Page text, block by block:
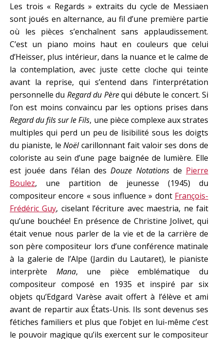
Les trois « Regards » extraits du cycle de Messiaen
sont joués en alternance, au fil d’une première partie
où les pièces s’enchaînent sans applaudissement.
C’est un piano moins haut en couleurs que celui
d’Heisser, plus intérieur, dans la nuance et le calme de
la contemplation, avec juste cette cloche qui teinte
avant la reprise, qui s’entend dans l’interprétation
personnelle du Regard du Pèrequi débute le concert. Si
l’on est moins convaincu par les options prises dans
Regard du fils sur le Fils, une pièce complexe aux strates
multiples qui perd un peu de lisibilité sous les doigts
du pianiste, leNoëlcarillonnant fait valoir ses dons de
coloriste au sein d’une page baignée de lumière. Elle
est jouée dans l’élan desDouze Notationsde Pierre
Boulez, une partition de jeunesse (1945) du
compositeur encore « sous influence » dont François-
Frédéric Guy, ciselant l’écriture avec maestria, ne fait
qu’une bouchée! En présence de Christine Jolivet, qui
était venue nous parler de la vie et de la carrière de
son père compositeur lors d’une conférence matinale
à la galerie de l’Alpe (Jardin du Lautaret), le pianiste
interprète Mana, une pièce emblématique du
compositeur composé en 1935 et inspiré par six
objets qu’Edgard Varèse avait offert à l’élève et ami
avant de repartir aux États-Unis. Ils sont devenus ses
fétiches familiers et plus que l’objet en lui-même c’est
le pouvoir magique qu’ils exercent sur le compositeur